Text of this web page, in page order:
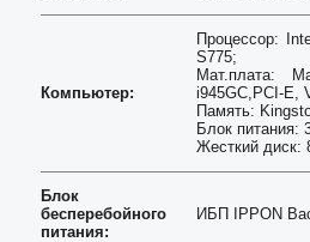
Компьютер:
Процессор:
S775;
Мат.плата:
i945GC,PCI-E,
Память:
Блок питания:
Жесткий диск:
Блок
бесперебойного
питания:
ИБП IPPON